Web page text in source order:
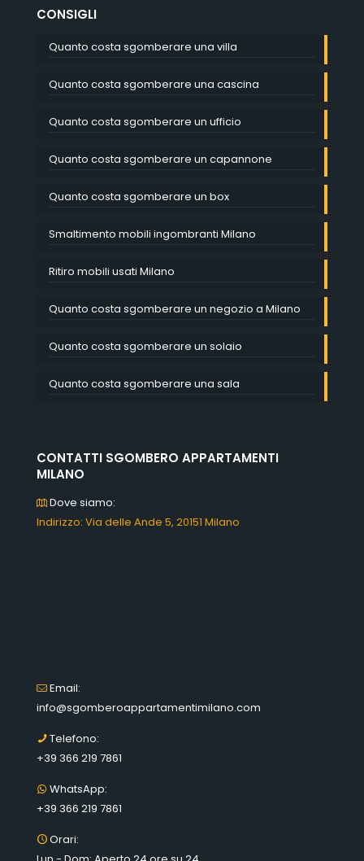
CONSIGLI
Quanto costa sgomberare una villa
Quanto costa sgomberare una cascina
Quanto costa sgomberare un ufficio
Quanto costa sgomberare un capannone
Quanto costa sgomberare un box
Smaltimento mobili ingombranti Milano
Ritiro mobili usati Milano
Quanto costa sgomberare un negozio a Milano
Quanto costa sgomberare un solaio
Quanto costa sgomberare una sala
CONTATTI SGOMBERO APPARTAMENTI
MILANO
Dove siamo:
Indirizzo: Via delle Ande 5, 20151 Milano
Email:
info@sgomberoappartamentimilano.com
Telefono:
+39 366 219 7861
WhatsApp:
+39 366 219 7861
Orari: